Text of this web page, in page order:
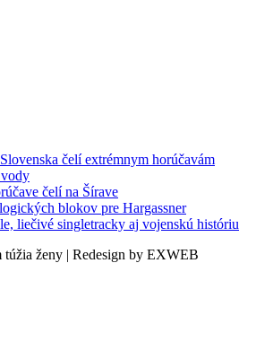
čelí extrémnym horúčavám
čelí na Šírave
blokov pre Hargassner
liečivé singletracky aj vojenskú históriu
ženy | Redesign by EXWEB